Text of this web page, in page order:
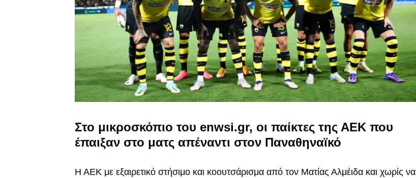
Στο μικροσκόπιο του enwsi.gr, οι παίκτες της ΑΕΚ που
έπαιξαν στο ματς απέναντι στον Παναθηναϊκό
Η ΑΕΚ με εξαιρετικό στήσιμο και κοουτσάρισμα από τον Ματίας Αλμέιδα και χωρίς να